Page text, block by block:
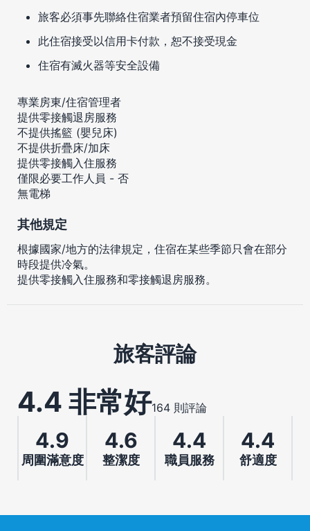
旅客必須事先聯絡住宿業者預留住宿內停車位
此住宿接受以信用卡付款，恕不接受現金
住宿有滅火器等安全設備
專業房東/住宿管理者
提供零接觸退房服務
不提供搖籃 (嬰兒床)
不提供折疊床/加床
提供零接觸入住服務
僅限必要工作人員 - 否
無電梯
其他規定
根據國家/地方的法律規定，住宿在某些季節只會在部分
時段提供冷氣。
提供零接觸入住服務和零接觸退房服務。
旅客評論
4.4 非常好164 則評論
4.9
周圍滿意度
4.6
整潔度
4.4
職員服務
4.4
舒適度